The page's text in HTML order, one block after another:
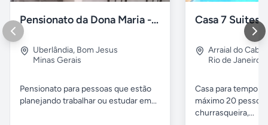
Pensionato da Dona Maria - Uberlândia/MG
Uberlândia, Bom Jesus
Minas Gerais
Pensionato para pessoas que estão
planejando trabalhar ou estudar em...
Arraial do Cabo
Rio de Janeiro
Casa para
máximo 20
churrasqueira,...